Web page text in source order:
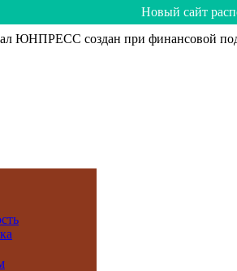
Hoвый caйт
ЮНПРЕСС создан при финансовой